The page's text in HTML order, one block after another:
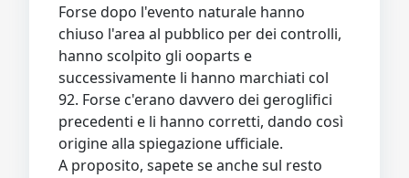
Forse dopo l'evento naturale hanno
chiuso l'area al pubblico per dei controlli,
hanno scolpito gli ooparts e
successivamente li hanno marchiati col
92. Forse c'erano davvero dei geroglifici
precedenti e li hanno corretti, dando così
origine alla spiegazione ufficiale.
A proposito, sapete se anche sul resto